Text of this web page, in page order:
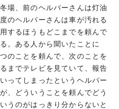
場、前のヘルパーさんは灯油
のヘルパーさんは車が汚れる
するほうもどこまでを頼んで
。ある人から聞いたことに
のことを頼んで、次のことを
までテレビを見ていて、報告
ってしまったというヘルパー
、どういうことを頼んでどう
うのがはっきり分からないと